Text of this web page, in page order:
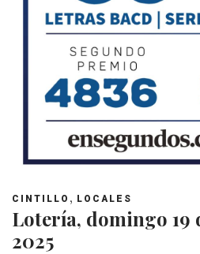
CINTILLO , LOCALES
Lotería, domingo 19
2025